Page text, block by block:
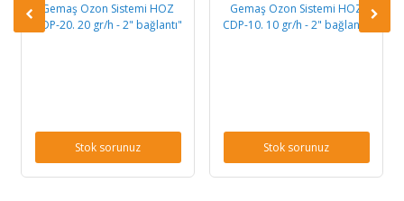
Ozon Sistemi HOZ
20. 20 gr/h - 2" bağlantı"
Stok sorunuz
Gemaş Ozon Sistemi HOZ
CDP-10. 10 gr/h - 2" bağlantı"
Stok sorunuz
HOZ